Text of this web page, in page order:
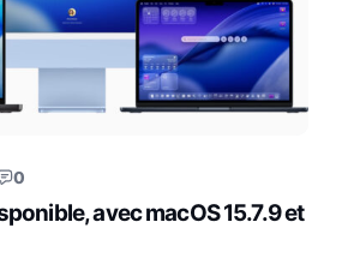
0
avec macOS 15.7.9 et